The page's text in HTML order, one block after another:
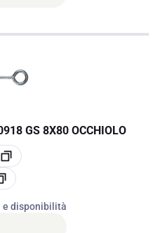
GS 8X80 OCCHIOLO
e disponibilità